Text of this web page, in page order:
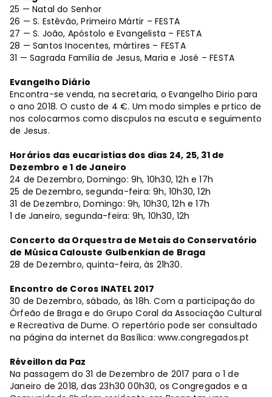
25 — Natal do Senhor
26 — S. Estêvão, Primeiro Mártir – FESTA
27 — S. João, Apóstolo e Evangelista – FESTA
28 — Santos Inocentes, mártires – FESTA
31 — Sagrada Família de Jesus, Maria e José – FESTA
Evangelho Diário
Encontra-se venda, na secretaria, o Evangelho Dirio para
o ano 2018. O custo de 4 €. Um modo simples e prtico de
nos colocarmos como discpulos na escuta e seguimento
de Jesus.
Horários das eucaristias dos dias 24, 25, 31 de
Dezembro e 1 de Janeiro
24 de Dezembro, Domingo: 9h, 10h30, 12h e 17h
25 de Dezembro, segunda-feira: 9h, 10h30, 12h
31 de Dezembro, Domingo: 9h, 10h30, 12h e 17h
1 de Janeiro, segunda-feira: 9h, 10h30, 12h
Concerto da Orquestra de Metais do Conservatório
de Música Calouste Gulbenkian de Braga
28 de Dezembro, quinta-feira, às 21h30.
Encontro de Coros INATEL 2017
30 de Dezembro, sábado, às 18h. Com a participação do
Órfeão de Braga e do Grupo Coral da Associação Cultural
e Recreativa de Dume. O repertório pode ser consultado
na página da internet da Basílica: www.congregados.pt
Réveillon da Paz
Na passagem do 31 de Dezembro de 2017 para o 1 de
Janeiro de 2018, das 23h30 00h30, os Congregados e a